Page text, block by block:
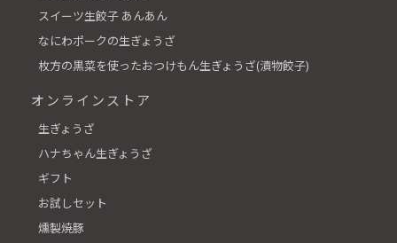
スイーツ生餃子 あんあん
なにわポークの生ぎょうざ
枚方の黒菜を使ったおつけもん生ぎょうざ(漬物餃子)
オンラインストア
生ぎょうざ
ハナちゃん生ぎょうざ
ギフト
お試しセット
燻製焼豚